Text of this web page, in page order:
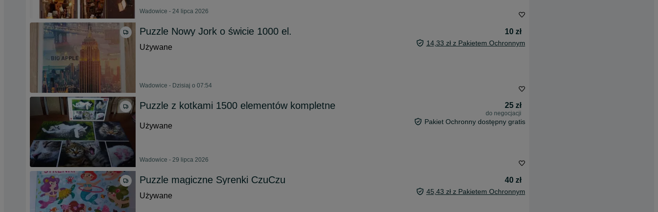
Wadowice - 24 lipca 2026
Puzzle Nowy Jork o świcie 1000 el.
10 zł
Używane
14,33 zł z Pakietem Ochronnym
Wadowice - Dzisiaj o 07:54
Puzzle z kotkami 1500 elementów kompletne 25 zł
do negocjacji
Używane Pakiet Ochronny dostępny gratis
Wadowice - 29 lipca 2026
Puzzle magiczne Syrenki CzuCzu
40 zł
Używane
45,43 zł z Pakietem Ochronnym